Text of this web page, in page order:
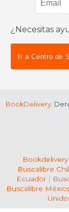
50%
¿Necesitas
Ir a Centro de
BookDelivery.
Buscalibre
Ecuador|
Buscalibre